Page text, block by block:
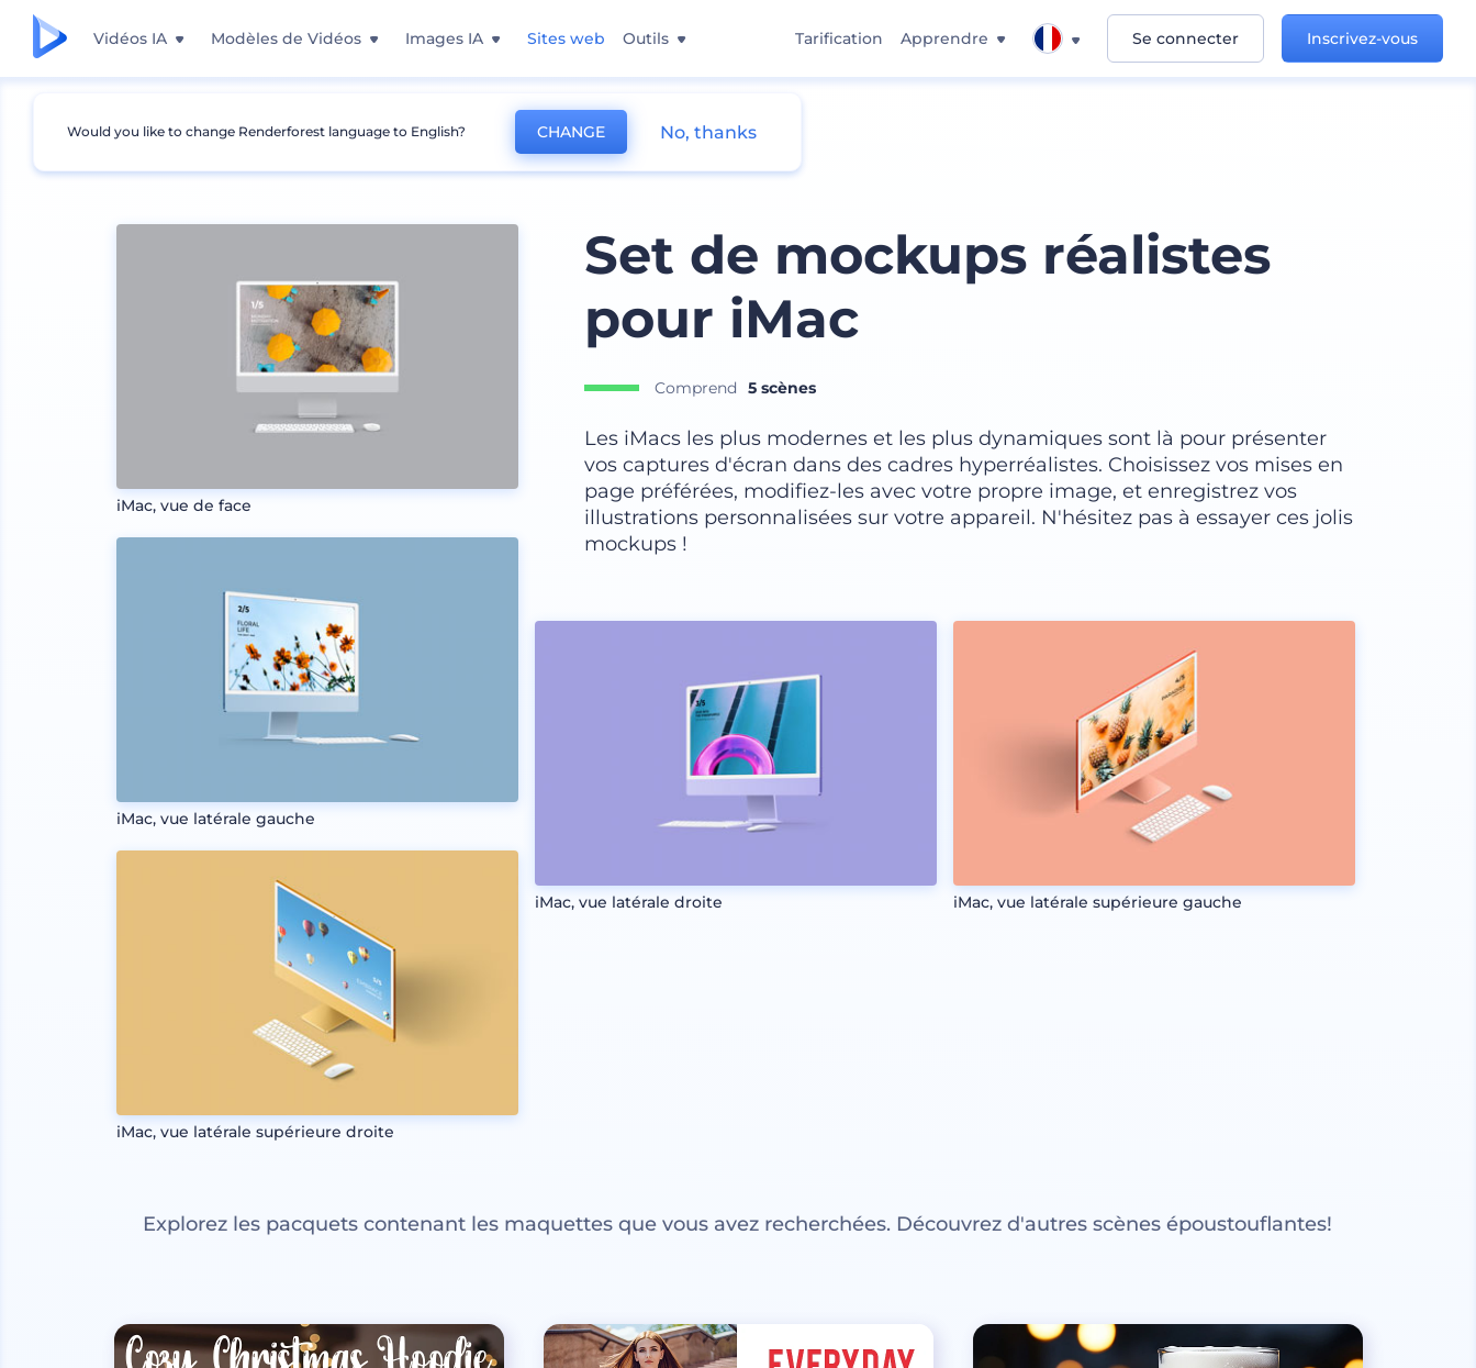
Vidéos IA Modèles de Vidéos Images IA Sites web Outils Tarification Apprendre Se connecter Inscrivez-vous
Mockups Appareils Mockup de bureau
iMac, vue de face
iMac, vue latérale gauche
iMac, vue latérale supérieure droite
Set de mockups réalistes
pour iMac
Comprend 5 scènes
Les iMacs les plus modernes et les plus dynamiques sont là pour présenter
vos captures d'écran dans des cadres hyperréalistes. Choisissez vos mises en
page préférées, modifiez-les avec votre propre image, et enregistrez vos
illustrations personnalisées sur votre appareil. N'hésitez pas à essayer ces jolis
mockups !
iMac, vue latérale droite iMac, vue latérale supérieure gauche
Explorez les pacquets contenant les maquettes que vous avez recherchées. Découvrez d'autres scènes époustouflantes!
Would you like to change Renderforest language to English? CHANGE No, thanks